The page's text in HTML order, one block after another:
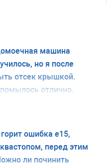
машина
но я после
отсек крышкой.
отлично.
чтобы в дальнейшем
всяких умельцев и
у мастера.Заранее
ошибка е15,
перед этим
ли починить